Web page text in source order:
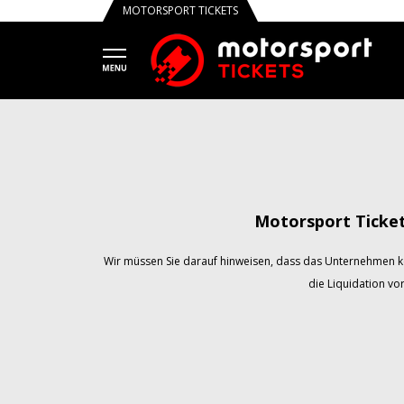
MOTORSPORT TICKETS
Motorsport
Wir müssen Sie darauf hinweisen, dass das
die Liquidation